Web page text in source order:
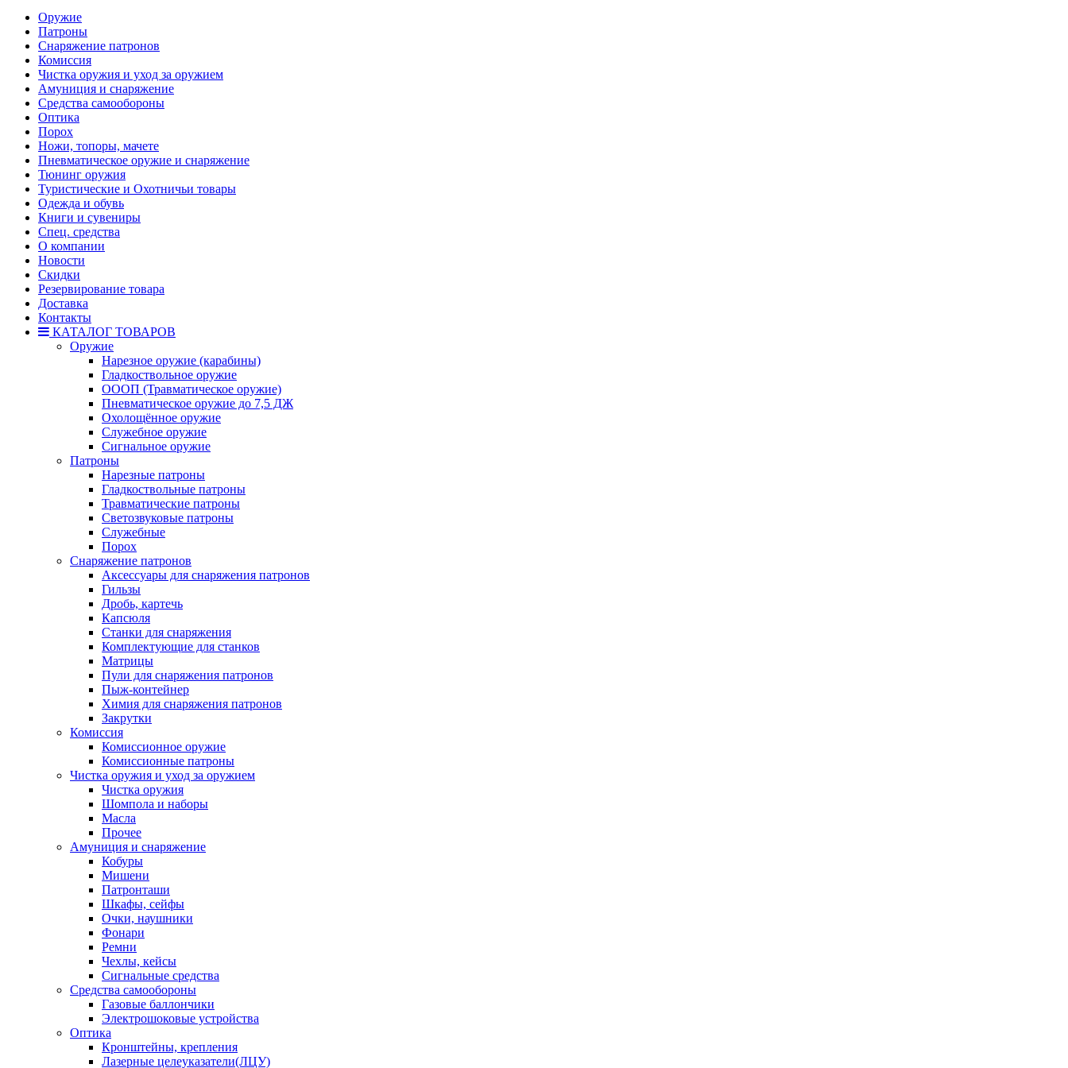
Оружие
Патроны
Снаряжение патронов
Комиссия
Чистка оружия и уход за оружием
Амуниция и снаряжение
Средства самообороны
Оптика
Порох
Ножи, топоры, мачете
Пневматическое оружие и снаряжение
Тюнинг оружия
Туристические и Охотничьи товары
Одежда и обувь
Книги и сувениры
Спец. средства
О компании
Новости
Скидки
Резервирование товара
Доставка
Контакты
КАТАЛОГ ТОВАРОВ
Оружие
Нарезное оружие (карабины)
Гладкоствольное оружие
ОООП (Травматическое оружие)
Пневматическое оружие до 7,5 ДЖ
Охолощённое оружие
Служебное оружие
Сигнальное оружие
Патроны
Нарезные патроны
Гладкоствольные патроны
Травматические патроны
Светозвуковые патроны
Служебные
Порох
Снаряжение патронов
Аксессуары для снаряжения патронов
Гильзы
Дробь, картечь
Капсюля
Станки для снаряжения
Комплектующие для станков
Матрицы
Пули для снаряжения патронов
Пыж-контейнер
Химия для снаряжения патронов
Закрутки
Комиссия
Комиссионное оружие
Комиссионные патроны
Чистка оружия и уход за оружием
Чистка оружия
Шомпола и наборы
Масла
Прочее
Амуниция и снаряжение
Кобуры
Мишени
Патронташи
Шкафы, сейфы
Очки, наушники
Фонари
Ремни
Чехлы, кейсы
Сигнальные средства
Средства самообороны
Газовые баллончики
Электрошоковые устройства
Оптика
Кронштейны, крепления
Лазерные целеуказатели(ЛЦУ)